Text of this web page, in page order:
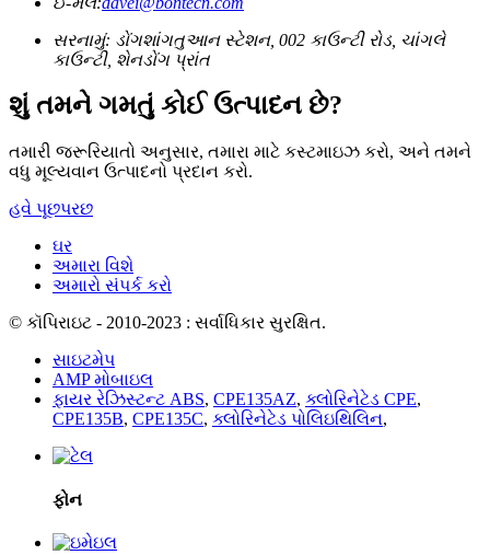
સરનામું: ડોંગશાંગતુઆન સ્ટેશન, 002 કાઉન્ટી રોડ, ચાંગલે
કાઉન્ટી, શેનડોંગ પ્રાંત
શું તમને ગમતું કોઈ ઉત્પાદન છે?
તમારી જરૂરિયાતો અનુસાર, તમારા માટે કસ્ટમાઇઝ કરો, અને તમને
વધુ મૂલ્યવાન ઉત્પાદનો પ્રદાન કરો.
હવે પૂછપરછ
ઘર
અમારા વિશે
અમારો સંપર્ક કરો
© કૉપિરાઇટ - 2010-2023 : સર્વાધિકાર સુરક્ષિત.
સાઇટમેપ
AMP મોબાઇલ
ફાયર રેઝિસ્ટન્ટ ABS, CPE135AZ, ક્લોરિનેટેડ CPE,
CPE135B, CPE135C, ક્લોરિનેટેડ પોલિઇથિલિન,
ફોન